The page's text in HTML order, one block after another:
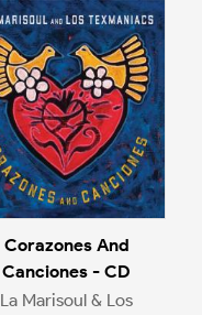
Corazones And
Canciones - CD
La Marisoul & Los